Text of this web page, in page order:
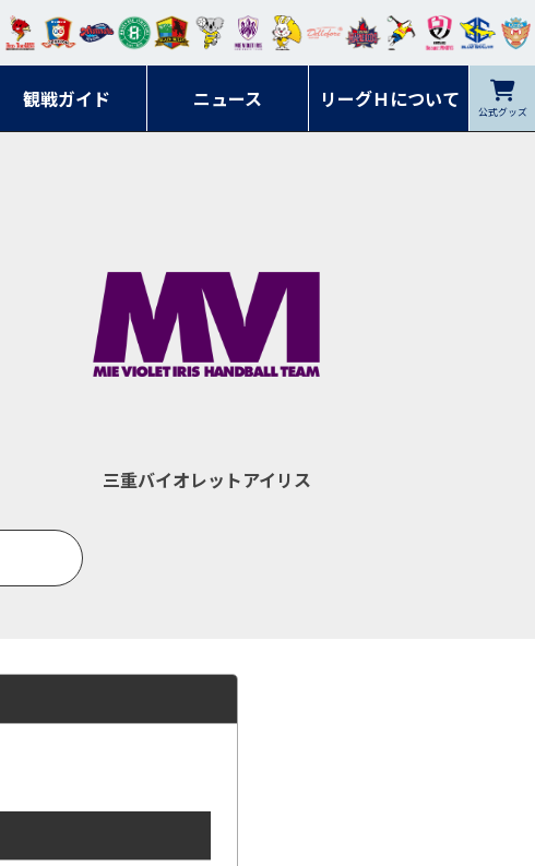
観戦ガイド ニュース リーグＨについて 公式グッズ
ンウ
ルヴ
ス福
ルネ コラ
ンマ
ーレ
ービ
ー石
ック 名古
オレ
ット
ツ
フォ
ーレ
岡山
イプ
ルレ
ッズ
シラ トピ
ンデ
ィー
クヤ
鹿児
島
三重バイオレットアイリス